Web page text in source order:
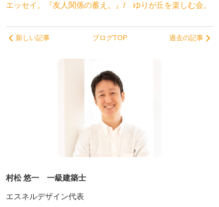
エッセイ。『友人関係の蓄え。』/ ゆりが丘を楽しむ会。
新しい記事 ブログTOP 過去の記事
村松 悠一 一級建築士
エスネルデザイン代表